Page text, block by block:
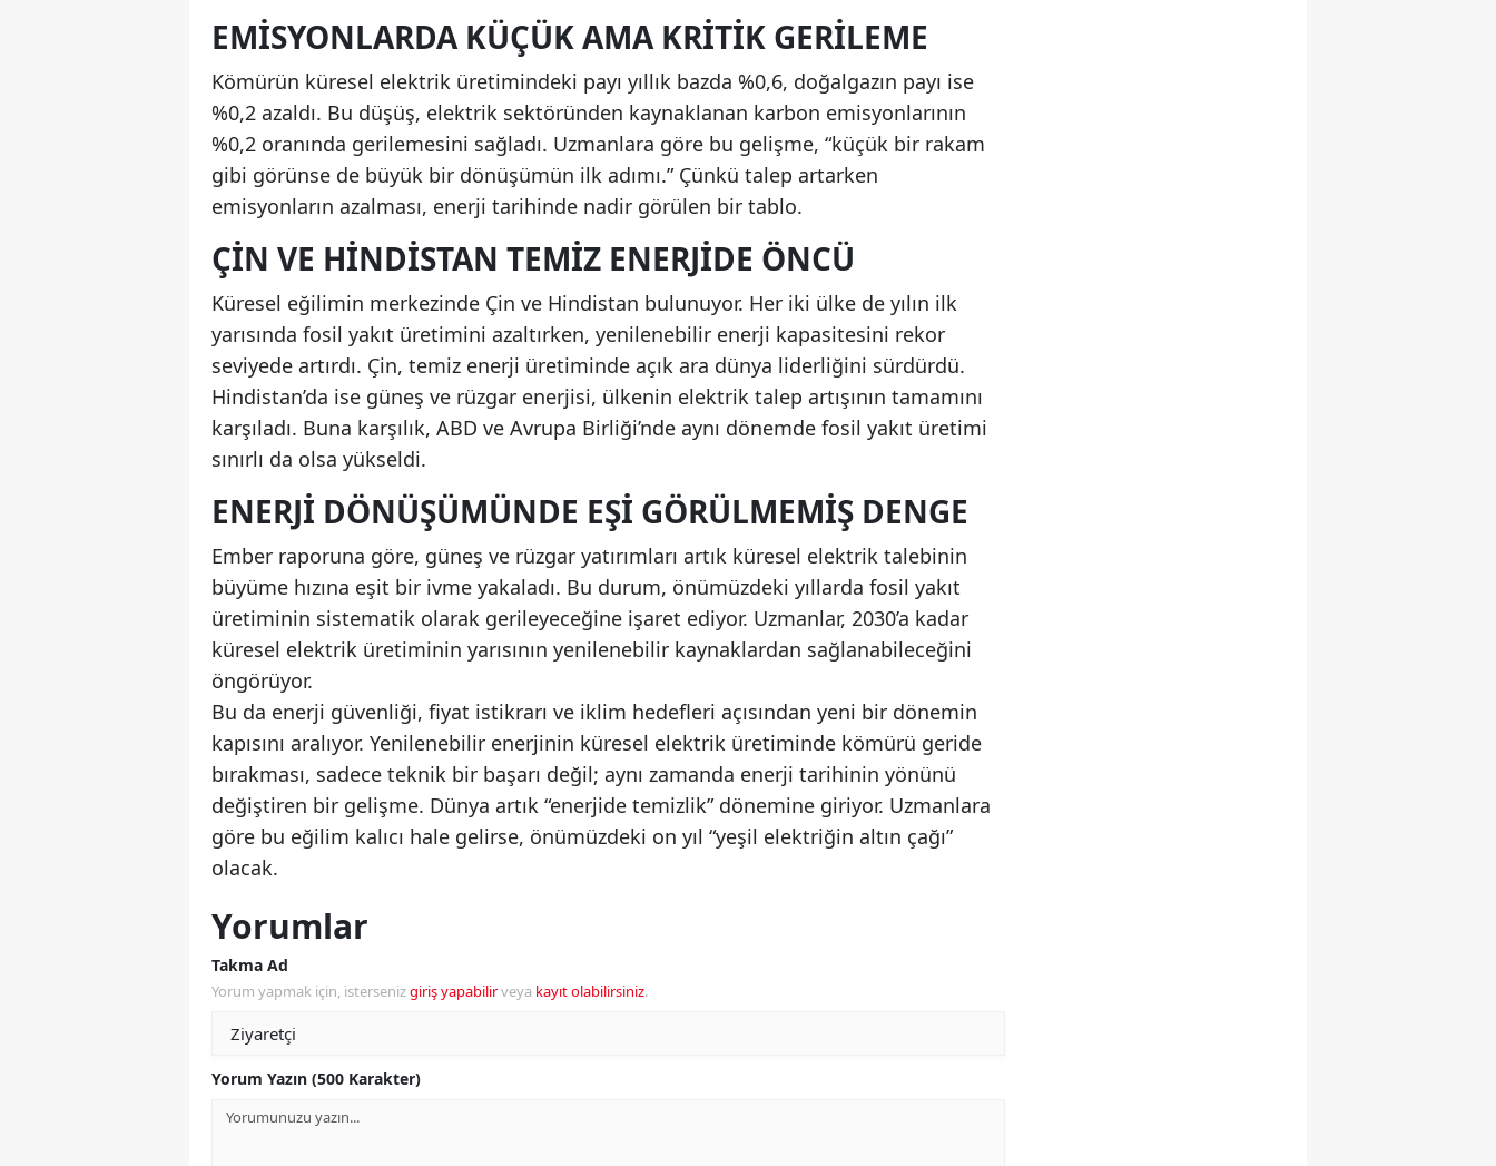
EMISYONLARDA KÜÇÜK AMA KRITIK GERILEME
Kömürün küresel elektrik üretimindeki payı yıllık bazda %0,6, doğalgazın payı ise
%0,2 azaldı. Bu düşüş, elektrik sektöründen kaynaklanan karbon emisyonlarının
%0,2 oranında gerilemesini sağladı. Uzmanlara göre bu gelişme, “küçük bir rakam
gibi görünse de büyük bir dönüşümün ilk adımı.” Çünkü talep artarken
emisyonların azalması, enerji tarihinde nadir görülen bir tablo.
ÇIN VE HINDISTAN TEMIZ ENERJIDE ÖNCÜ
Küresel eğilimin merkezinde Çin ve Hindistan bulunuyor. Her iki ülke de yılın ilk
yarısında fosil yakıt üretimini azaltırken, yenilenebilir enerji kapasitesini rekor
seviyede artırdı. Çin, temiz enerji üretiminde açık ara dünya liderliğini sürdürdü.
Hindistan’da ise güneş ve rüzgar enerjisi, ülkenin elektrik talep artışının tamamını
karşıladı. Buna karşılık, ABD ve Avrupa Birliği’nde aynı dönemde fosil yakıt üretimi
sınırlı da olsa yükseldi.
ENERJI DÖNÜŞÜMÜNDE EŞI GÖRÜLMEMIŞ DENGE
Ember raporuna göre, güneş ve rüzgar yatırımları artık küresel elektrik talebinin
büyüme hızına eşit bir ivme yakaladı. Bu durum, önümüzdeki yıllarda fosil yakıt
üretiminin sistematik olarak gerileyeceğine işaret ediyor. Uzmanlar, 2030’a kadar
küresel elektrik üretiminin yarısının yenilenebilir kaynaklardan sağlanabileceğini
öngörüyor.
Bu da enerji güvenliği, fiyat istikrarı ve iklim hedefleri açısından yeni bir dönemin
kapısını aralıyor. Yenilenebilir enerjinin küresel elektrik üretiminde kömürü geride
bırakması, sadece teknik bir başarı değil; aynı zamanda enerji tarihinin yönünü
değiştiren bir gelişme. Dünya artık “enerjide temizlik” dönemine giriyor. Uzmanlara
göre bu eğilim kalıcı hale gelirse, önümüzdeki on yıl “yeşil elektriğin altın çağı”
olacak.
Yorumlar
Takma Ad
Yorum yapmak için, istersenizgiriş yapabilirveya kayıt olabilirsiniz.
Yorum Yazın (500 Karakter)